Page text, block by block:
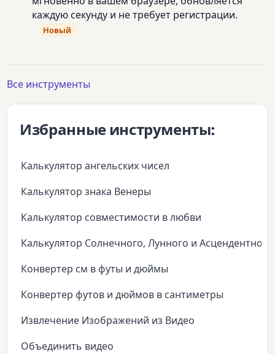
каждую секунду и не требует регистрации.
Новый
Все инструменты
Избранные инструменты:
Калькулятор ангельских чисел
Калькулятор знака Венеры
Калькулятор совместимости в любви
Калькулятор Солнечного, Лунного и Асцендентного
Конвертер см в футы и дюймы
Конвертер футов и дюймов в сантиметры
Извлечение Изображений из Видео
Объединить видео